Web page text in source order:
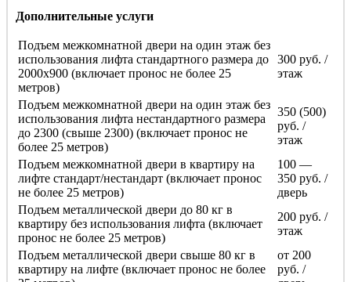
Дополнительные услуги
Подъем межкомнатной двери на один этаж без
использования лифта стандартного размера до
2000х900 (включает пронос не более 25
метров)
300 руб. /
этаж
Подъем межкомнатной двери на один этаж без
использования лифта нестандартного размера
до 2300 (свыше 2300) (включает пронос не
более 25 метров)
350 (500)
руб. /
этаж
Подъем межкомнатной двери в квартиру на
лифте стандарт/нестандарт (включает пронос
не более 25 метров)
100 —
350 руб. /
дверь
Подъем металлической двери до 80 кг в
квартиру без использования лифта (включает
пронос не более 25 метров)
200 руб. /
этаж
Подъем металлической двери свыше 80 кг в
квартиру на лифте (включает пронос не более
от 200
руб. /